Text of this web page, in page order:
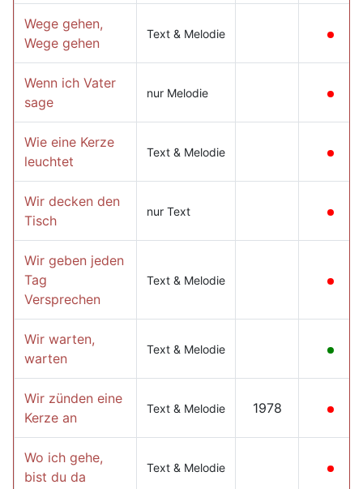
Wege gehen,
Wege gehen
Text & Melodie
Wenn ich Vater
sage
nur Melodie
Wie eine Kerze
leuchtet
Text & Melodie
Wir decken den
Tisch
nur Text
Wir geben jeden
Tag
Versprechen
Text & Melodie
Wir warten,
warten
Text & Melodie
Wir zünden eine
Kerze an
Text & Melodie 1978
Wo ich gehe,
bist du da
Text & Melodie